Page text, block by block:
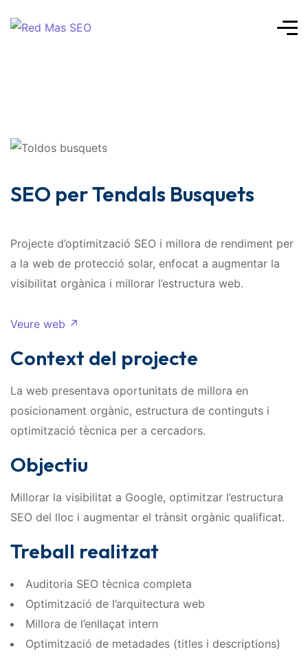
SEO per Tendals Busquets
Projecte d’optimització SEO i millora de rendiment per
a la web de protecció solar, enfocat a augmentar la
visibilitat orgànica i millorar l’estructura web.
Veure web ↗
Context del projecte
La web presentava oportunitats de millora en
posicionament orgànic, estructura de continguts i
optimització tècnica per a cercadors.
Objectiu
Millorar la visibilitat a Google, optimitzar l’estructura
SEO del lloc i augmentar el trànsit orgànic qualificat.
Treball realitzat
Auditoria SEO tècnica completa
Optimització de l’arquitectura web
Millora de l’enllaçat intern
Optimització de metadades (titles i descriptions)